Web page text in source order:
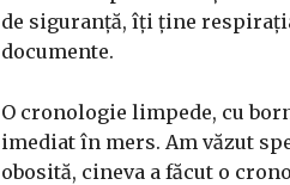
de siguranță, îți ține
documente.
O cronologie limpede, cu
imediat în mers. Am văzut
obosită, cineva a făcut o